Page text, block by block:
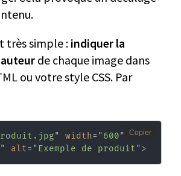
très simple : indiquer la
de chaque image dans
ou votre style CSS. Par
" width= "600"
" alt= "Exemple de produit">
Copier